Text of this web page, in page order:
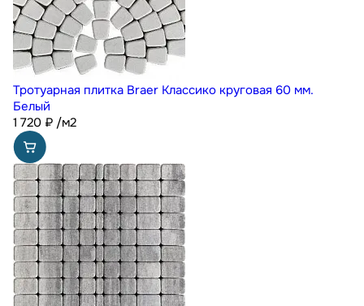
Тротуарная плитка Braer Классико круговая 60 мм.
Белый
1 720 ₽ /м2